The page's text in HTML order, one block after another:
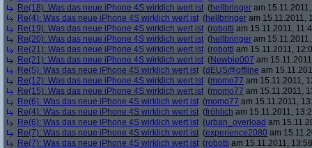
Re(18): Was das neue iPhone 4S wirklich wert ist (hellbringer am
Re(4): Was das neue iPhone 4S wirklich wert ist (hellbringer am 15.11.2011,
Re(19): Was das neue iPhone 4S wirklich wert ist (robotti am 15.11.2011,
Re(20): Was das neue iPhone 4S wirklich wert ist (hellbringer am
Re(21): Was das neue iPhone 4S wirklich wert ist (robotti am 15.11.2011,
Re(21): Was das neue iPhone 4S wirklich wert ist (Newbie007 am
Re(5): Was das neue iPhone 4S wirklich wert ist (dEUS@offline am
Re(12): Was das neue iPhone 4S wirklich wert ist (momo77 am 15.11.2011,
Re(15): Was das neue iPhone 4S wirklich wert ist (momo77 am 15.11.2011,
Re(6): Was das neue iPhone 4S wirklich wert ist (momo77 am 15.11.2011,
Re(4): Was das neue iPhone 4S wirklich wert ist (fröhlich am 15.11.2011,
Re(6): Was das neue iPhone 4S wirklich wert ist (urban_overload am
Re(7): Was das neue iPhone 4S wirklich wert ist (experience2080 am
Re(7): Was das neue iPhone 4S wirklich wert ist (robotti am 15.11.2011,